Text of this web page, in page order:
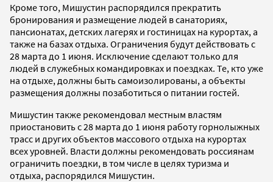
Кроме того, Мишустин распорядился прекратить
бронирования и размещение людей в санаториях,
пансионатах, детских лагерях и гостиницах на курортах, а
также на базах отдыха. Ограничения будут действовать с
28 марта до 1 июня. Исключение сделают только для
людей в служебных командировках и поездках. Те, кто уже
на отдыхе, должны быть самоизолированы, а объекты
размещения должны позаботиться о питании гостей.
Мишустин также рекомендовал местным властям
приостановить с 28 марта до 1 июня работу горнолыжных
трасс и других объектов массового отдыха на курортах
всех уровней. Власти должны рекомендовать россиянам
ограничить поездки, в том числе в целях туризма и
отдыха, распорядился Мишустин.